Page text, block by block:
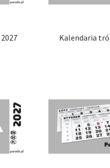
Kalendaria